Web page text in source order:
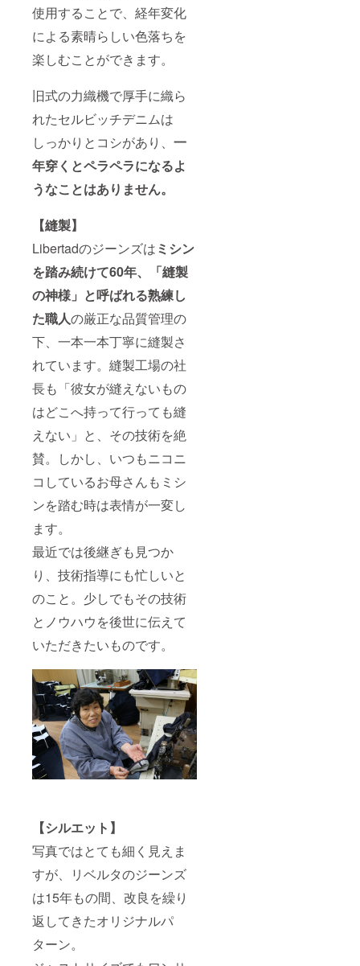
使用することで、経年変化
による素晴らしい色落ちを
楽しむことができます。
旧式の力織機で厚手に織ら
れたセルビッチデニムは
しっかりとコシがあり、 一
年穿くとペラペラになるよ
うなことはありません。
【縫製】
Libertadのジーンズはミシン
を踏み続けて60年、「縫製
の神様」と呼ばれる熟練し
た職人の厳正な品質管理の
下、一本一本丁寧に縫製さ
れています。縫製工場の社
長も「彼女が縫えないもの
はどこへ持って行っても縫
えない」と、その技術を絶
賛。しかし、いつもニコニ
コしているお母さんもミシ
ンを踏む時は表情が一変し
ます。
最近では後継ぎも見つか
り、技術指導にも忙しいと
のこと。少しでもその技術
とノウハウを後世に伝えて
いただきたいものです。
【シルエット】
写真ではとても細く見えま
すが、リベルタのジーンズ
は15年もの間、改良を繰り
返してきたオリジナルパ
ターン。